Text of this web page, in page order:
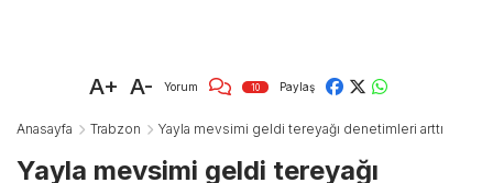
A+ A- Yorum 10 Paylaş
Anasayfa Trabzon Yayla mevsimi geldi tereyağı denetimleri arttı
Yayla mevsimi geldi tereyağı